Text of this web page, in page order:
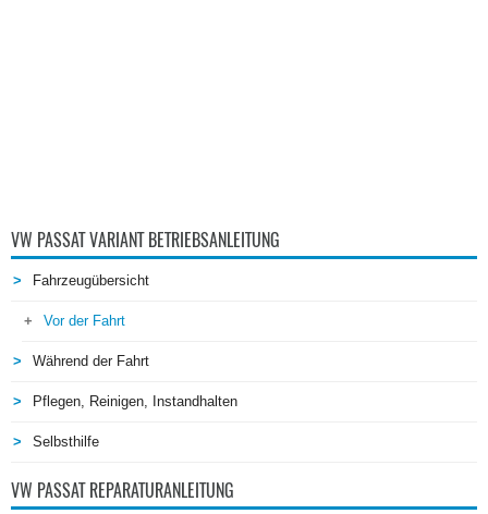
VW PASSAT VARIANT BETRIEBSANLEITUNG
Fahrzeugübersicht
Vor der Fahrt
Während der Fahrt
Pflegen, Reinigen, Instandhalten
Selbsthilfe
VW PASSAT REPARATURANLEITUNG